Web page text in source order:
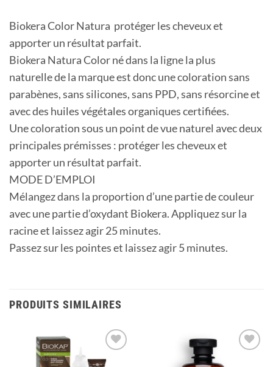
Biokera Color Natura protéger les cheveux et
apporter un résultat parfait.
Biokera Natura Color né dans la ligne la plus
naturelle de la marque est donc une coloration sans
parabènes, sans silicones, sans PPD, sans résorcine et
avec des huiles végétales organiques certifiées.
Une coloration sous un point de vue naturel avec deux
principales prémisses : protéger les cheveux et
apporter un résultat parfait.
MODE D’EMPLOI
Mélangez dans la proportion d’une partie de couleur
avec une partie d’oxydant Biokera. Appliquez sur la
racine et laissez agir 25 minutes.
Passez sur les pointes et laissez agir 5 minutes.
PRODUITS SIMILAIRES